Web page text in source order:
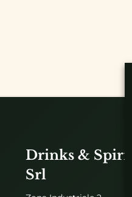
Drinks & Spirits
Srl